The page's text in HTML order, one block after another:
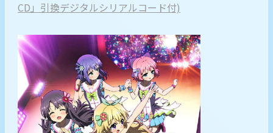
CD」引換デジタルシリアルコード付)